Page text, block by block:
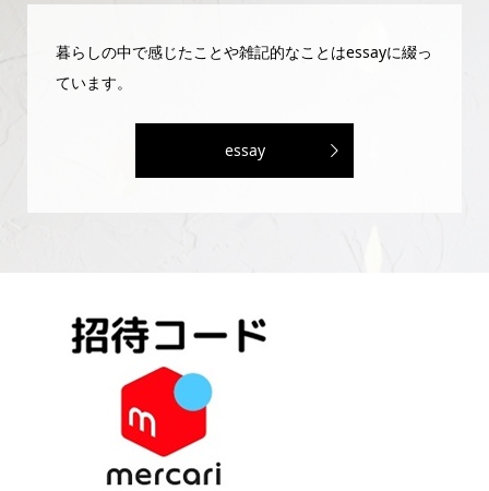
暮らしの中で感じたことや雑記的なことはessayに綴っ
ています。
essay